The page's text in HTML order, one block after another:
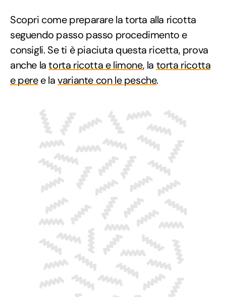
Scopri come preparare la torta alla ricotta
seguendo passo passo procedimento e
consigli. Se ti è piaciuta questa ricetta, prova
anche latorta ricotta e limone, la torta ricotta
e peree lavariante con le pesche.